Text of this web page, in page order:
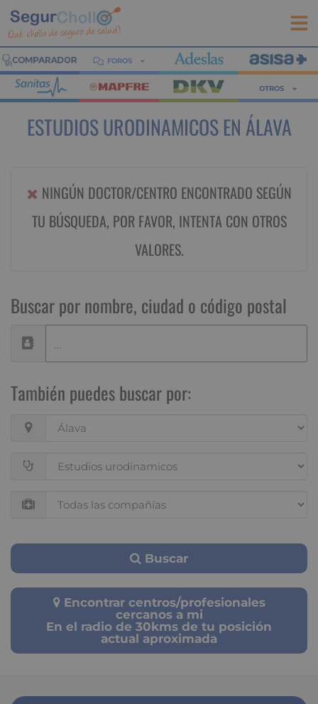
FOROS
OTROS
ESTUDIOS URODINAMICOS EN ÁLAVA
NINGÚN DOCTOR/CENTRO ENCONTRADO SEGÚN
TU BÚSQUEDA, POR FAVOR, INTENTA CON OTROS
VALORES.
Buscar por nombre, ciudad o código postal
También puedes buscar por:
Buscar
Encontrar centros/profesionales
cercanos a mi
En el radio de 30kms de tu posición
actual aproximada